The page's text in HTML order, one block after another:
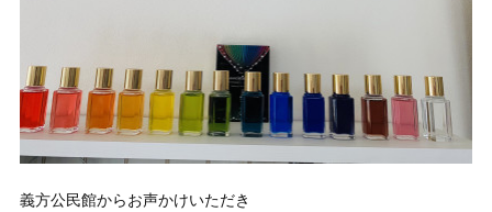
義方公民館からお声かけいただき